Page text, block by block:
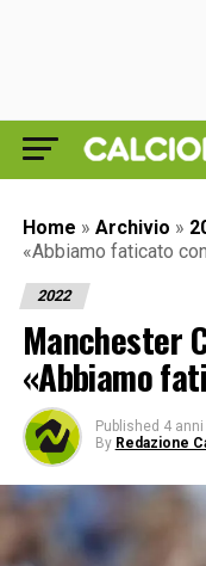
Home » Archivio »
«Abbiamo faticato
2022
Manchester
«Abbiamo
Published 4
By Redazione